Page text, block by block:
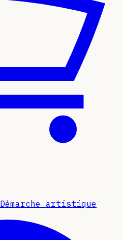
Démarche artistique